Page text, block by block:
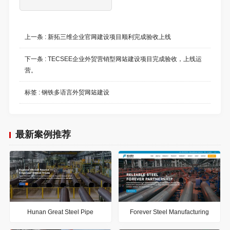
上一条 :新拓三维企业官网建设项目顺利完成验收上线
下一条 :TECSEE企业外贸营销型网站建设项目完成验收，上线运
营。
标签 :钢铁多语言外贸网站建设
最新案例推荐
Hunan Great Steel Pipe Forever Steel Manufacturing